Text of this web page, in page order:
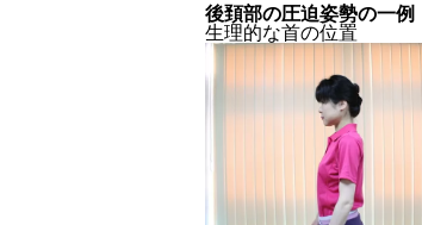
後頚部の圧迫姿勢の一例
生理的な首の位置